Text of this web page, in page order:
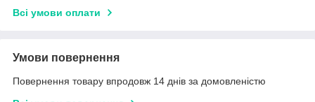
Всі умови оплати
Умови повернення
Повернення товару впродовж 14 днів за домовленістю